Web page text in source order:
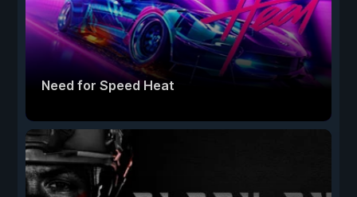
Need for Speed Heat